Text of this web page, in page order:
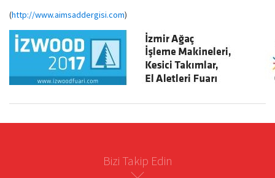
(http://www.aimsaddergisi.com)
Bizi Takip Edin